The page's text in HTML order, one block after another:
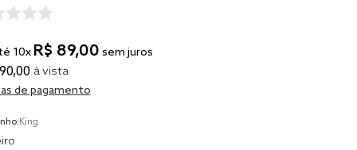
10x R$ 89,00 sem juros
,00 à vista
de pagamento
King